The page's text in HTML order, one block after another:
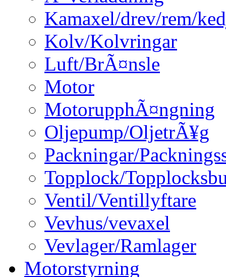
Kamaxel/drev/rem/
Kolv/Kolvringar
Luft/BrÃ¤nsle
Motor
MotorupphÃ¤ngning
Oljepump/OljetrÃ¥g
Packningar/
Topplock/
Ventil/Ventillyftare
Vevhus/vevaxel
Vevlager/Ramlager
Motorstyrning